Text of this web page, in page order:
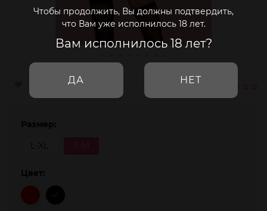
Чтобы продолжить, Вы должны подтвердить,
что Вам уже исполнилось 18 лет.
Вам исполнилось 18 лет?
ДА НЕТ
Размер:
L-XL
Цвет: